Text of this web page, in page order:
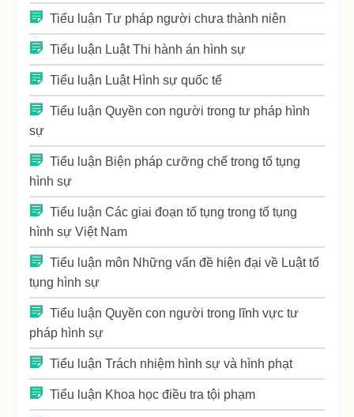
Tiểu luận Tư pháp người chưa thành niên
Tiểu luận Luật Thi hành án hình sự
Tiểu luận Luật Hình sự quốc tế
Tiểu luận Quyền con người trong tư pháp hình
sự
Tiểu luận Biện pháp cưỡng chế trong tố tụng
hình sự
Tiểu luận Các giai đoạn tố tụng trong tố tụng
hình sự Việt Nam
Tiểu luận môn Những vấn đề hiện đại về Luật tố
tụng hình sự
Tiểu luận Quyền con người trong lĩnh vực tư
pháp hình sự
Tiểu luận Trách nhiệm hình sự và hình phạt
Tiểu luận Khoa học điều tra tội phạm